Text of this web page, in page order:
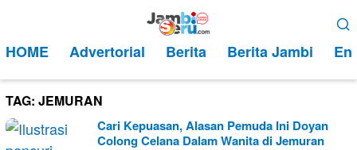
kontenMobile
HOME Advertorial Berita Berita Jambi
TAG: JEMURAN
Cari Kepuasan, Alasan Pemuda Ini Doyan
Colong Celana Dalam Wanita di Jemuran